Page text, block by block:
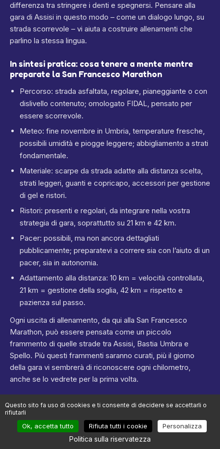
differenza tra stringere i denti e spegnersi. Pensare alla
gara di Assisi in questo modo – come un dialogo lungo, su
strada scorrevole – vi aiuta a costruire allenamenti che
parlino la stessa lingua.
In sintesi pratica: cosa tenere a mente mentre
preparate la San Francesco Marathon
Percorso: strada asfaltata, regolare, pianeggiante o con
dislivello contenuto; omologato FIDAL, pensato per
essere scorrevole.
Meteo: fine novembre in Umbria, temperature fresche,
possibili umidità e piogge leggere; abbigliamento a strati
fondamentale.
Materiale: scarpe da strada adatte alla distanza scelta,
strati leggeri, guanti e copricapo, accessori per gestione
di gel e ristori.
Ristori: presenti e regolari, da integrare nella vostra
strategia di gara, soprattutto su 21 km e 42 km.
Pacer: possibili, ma non ancora dettagliati
pubblicamente; preparatevi a correre sia con l’aiuto di un
pacer, sia in autonomia.
Adattamento alla distanza: 10 km = velocità controllata,
21 km = gestione della soglia, 42 km = rispetto e
pazienza sul passo.
Ogni uscita di allenamento, da qui alla San Francesco
Marathon, può essere pensata come un piccolo
frammento di quelle strade tra Assisi, Bastia Umbra e
Spello. Più questi frammenti saranno curati, più il giorno
della gara vi sembrerà di riconoscere ogni chilometro,
anche se lo vedrete per la prima volta.
Redatto a partire da dati ufficiali e dai feedback dei corridori.
Meteo prevista il giorno della gara a
Questo sito fa uso di cookies e ti consente di decidere se accettarli o
rifiutarli
Ok, accetta tutto Rifiuta tutti i cookie Personalizza
Politica sulla riservatezza